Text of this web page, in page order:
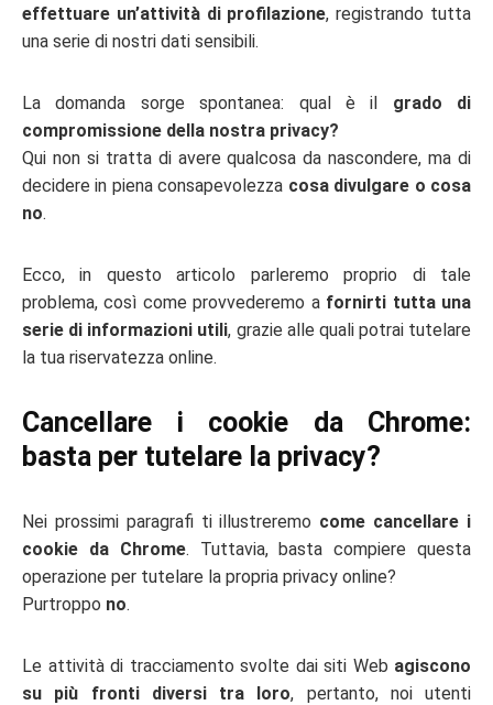
effettuare un’attività di profilazione, registrando tutta
una serie di nostri dati sensibili.
La domanda sorge spontanea: qual è il grado di
compromissione della nostra privacy?
Qui non si tratta di avere qualcosa da nascondere, ma di
decidere in piena consapevolezza cosa divulgare o cosa
no.
Ecco, in questo articolo parleremo proprio di tale
problema, così come provvederemo a fornirti tutta una
serie di informazioni utili, grazie alle quali potrai tutelare
la tua riservatezza online.
Cancellare i cookie da Chrome:
basta per tutelare la privacy?
Nei prossimi paragrafi ti illustreremo come cancellare i
cookie da Chrome. Tuttavia, basta compiere questa
operazione per tutelare la propria privacy online?
Purtroppo no.
Le attività di tracciamento svolte dai siti Web agiscono
su più fronti diversi tra loro, pertanto, noi utenti